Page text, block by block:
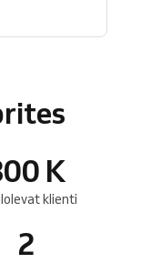
K
klienti
2